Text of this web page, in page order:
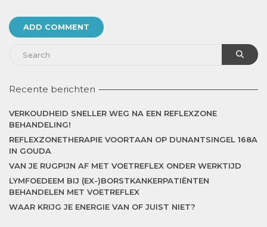
Recente berichten
VERKOUDHEID SNELLER WEG NA EEN REFLEXZONE
BEHANDELING!
REFLEXZONETHERAPIE VOORTAAN OP DUNANTSINGEL 168A
IN GOUDA
VAN JE RUGPIJN AF MET VOETREFLEX ONDER WERKTIJD
LYMFOEDEEM BIJ (EX-)BORSTKANKERPATIËNTEN
BEHANDELEN MET VOETREFLEX
WAAR KRIJG JE ENERGIE VAN OF JUIST NIET?